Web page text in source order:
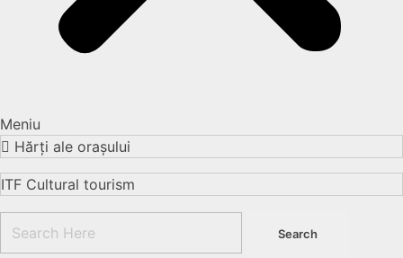
Meniu
Hărți ale orașului
ITF Cultural tourism